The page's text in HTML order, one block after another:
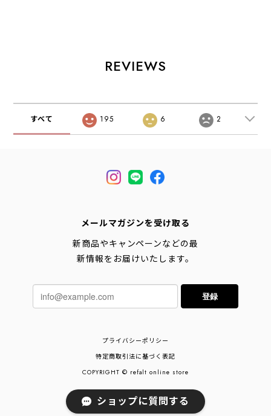
[2026AW]
底・クッション
性・MEN'S /
REVIEWS
すべて 195 6 2
メールマガジンを受け取る
新商品やキャンペーンなどの最
新情報をお届けいたします。
登録
プライバシーポリシー
特定商取引法に基づく表記
COPYRIGHT © refalt online store
ショップに質問する